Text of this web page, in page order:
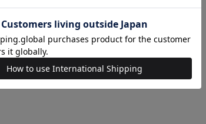
品に限り、 発
提供いたして
と在庫を共
場合がござい